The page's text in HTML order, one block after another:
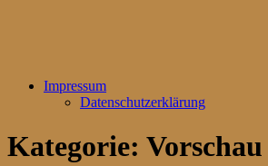
Impressum
Datenschutzerklärung
Kategorie: Vorschau